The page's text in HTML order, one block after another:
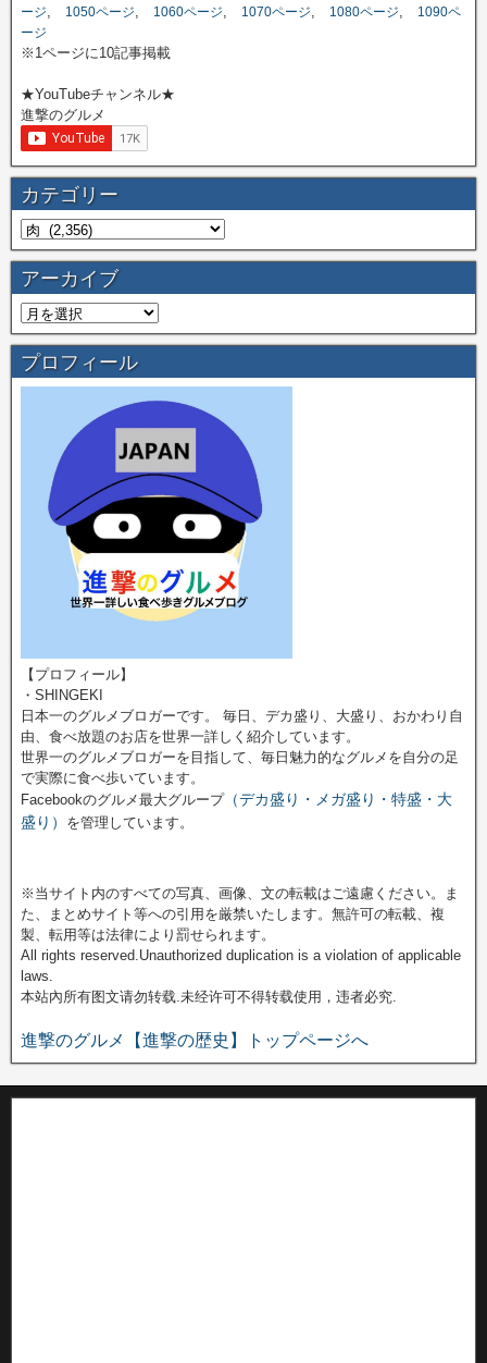
ージ, 1050ページ, 1060ページ, 1070ページ, 1080ページ,
1090ペ
ージ
※1ページに10記事掲載
★YouTubeチャンネル★
進撃のグルメ
カテゴリー
アーカイブ
プロフィール
【プロフィール】
・SHINGEKI
日本一のグルメブロガーです。 毎日、デカ盛り、大盛り、おかわり自
由、食べ放題のお店を世界一詳しく紹介しています。
世界一のグルメブロガーを目指して、毎日魅力的なグルメを自分の足
で実際に食べ歩いています。
Facebookのグルメ最大グループ（デカ盛り・メガ盛り・特盛・大
盛り） を管理しています。
※当サイト内のすべての写真、画像、文の転載はご遠慮ください。ま
た、まとめサイト等への引用を厳禁いたします。無許可の転載、複
製、転用等は法律により罰せられます。
All rights reserved.Unauthorized duplication is a violation of applicable
laws.
本站內所有图文请勿转载.未经许可不得转载使用，违者必究.
進撃のグルメ【進撃の歴史】トップページへ